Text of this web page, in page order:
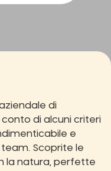
di
di alcuni criteri
e
Scoprite le
la natura, perfette